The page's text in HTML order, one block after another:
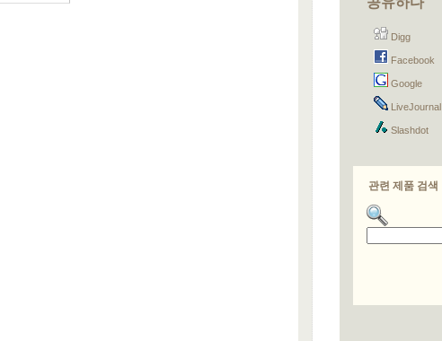
Digg
Facebook
Google
LiveJournal
Slashdot
관련 제품 검색